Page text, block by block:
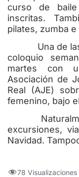
curso de
inscritas.
pilates, zumba
Una de las
coloquio
martes con
Asociación de
Real (AJE)
femenino, bajo
excursiones,
Navidad.
78 Visualizaciones